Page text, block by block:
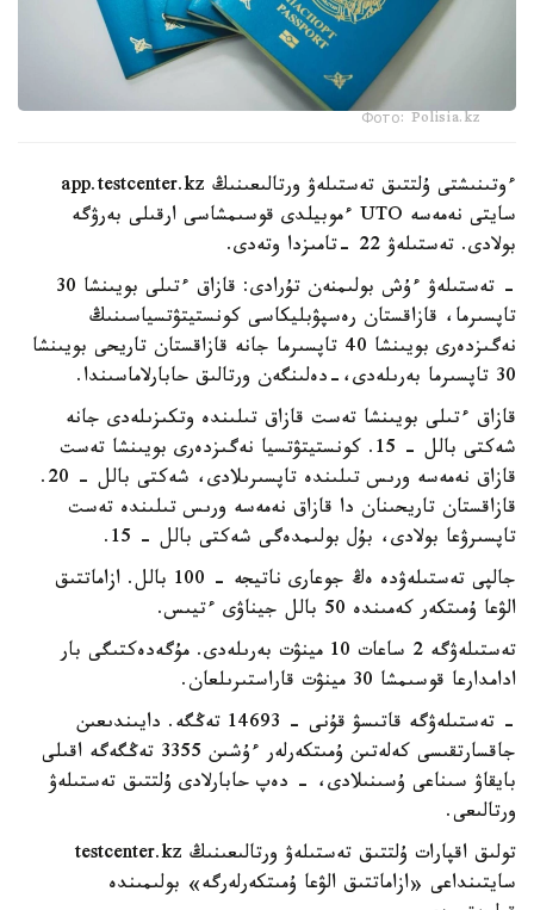
Фото: Polisia.kz
ءوتىنىشتى ۇلتتىق تەستىلەۋ ورتالىعىنىڭ app.testcenter.kz
سايتى نەمەسە UTO ءموبيلدى قوسىمشاسى ارقىلى بەرۋگە
بولادى. تەستىلەۋ 22 -تامىزدا وتەدى.
- تەستىلەۋ ءۇش بولىمنەن تۇرادى: قازاق ءتىلى بويىنشا 30
تاپسىرما، قازاقستان رەسپۋبليكاسى كونستيتۋتسياسىنىڭ
نەگىزدەرى بويىنشا 40 تاپسىرما جانە قازاقستان تاريحى بويىنشا
30 تاپسىرما بەرىلەدى،-دەلىنگەن ورتالىق حابارلاماسىندا.
قازاق ءتىلى بويىنشا تەست قازاق تىلىندە وتكىزىلەدى جانە
شەكتى بالل - 15. كونستيتۋتسيا نەگىزدەرى بويىنشا تەست
قازاق نەمەسە ورىس تىلىندە تاپسىرىلادى، شەكتى بالل - 20.
قازاقستان تاريحىنان دا قازاق نەمەسە ورىس تىلىندە تەست
تاپسىرۋعا بولادى، بۇل بولىمدەگى شەكتى بالل - 15.
جالپى تەستىلەۋدە ەڭ جوعارى ناتيجە - 100 بالل. ازاماتتىق
الۋعا ۇمىتكەر كەمىندە 50 بالل جيناۋى ءتيىس.
تەستىلەۋگە 2 ساعات 10 مينۋت بەرىلەدى. مۇگەدەكتىگى بار
ادامدارعا قوسىمشا 30 مينۋت قاراستىرىلعان.
- تەستىلەۋگە قاتىسۋ قۇنى - 14693 تەڭگە. دايىندىعىن
جاقسارتقىسى كەلەتىن ۇمىتكەرلەر ءۇشىن 3355 تەڭگەگە اقىلى
بايقاۋ سىناعى ۇسىنىلادى، - دەپ حابارلادى ۇلتتىق تەستىلەۋ
ورتالىعى.
تولىق اقپارات ۇلتتىق تەستىلەۋ ورتالىعىنىڭ testcenter.kz
سايتىنداعى «ازاماتتىق الۋعا ۇمىتكەرلەرگە» بولىمىندە